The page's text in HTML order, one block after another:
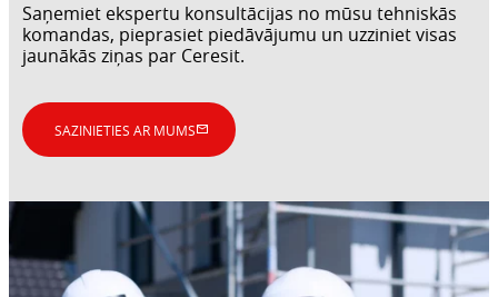
Saņemiet ekspertu konsultācijas no mūsu tehniskās
komandas, pieprasiet piedāvājumu un uzziniet visas
jaunākās ziņas par Ceresit.
SAZINIETIES AR MUMS